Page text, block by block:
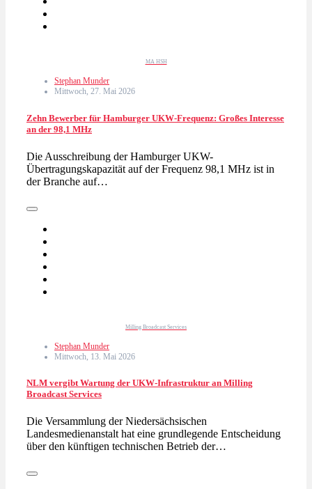
MA HSH
Stephan Munder
Mittwoch, 27. Mai 2026
Zehn Bewerber für Hamburger UKW-Frequenz: Großes Interesse
an der 98,1 MHz
Die Ausschreibung der Hamburger UKW-
Übertragungskapazität auf der Frequenz 98,1 MHz ist in
der Branche auf…
Milling Broadcast Services
Stephan Munder
Mittwoch, 13. Mai 2026
NLM vergibt Wartung der UKW-Infrastruktur an Milling
Broadcast Services
Die Versammlung der Niedersächsischen
Landesmedienanstalt hat eine grundlegende Entscheidung
über den künftigen technischen Betrieb der…